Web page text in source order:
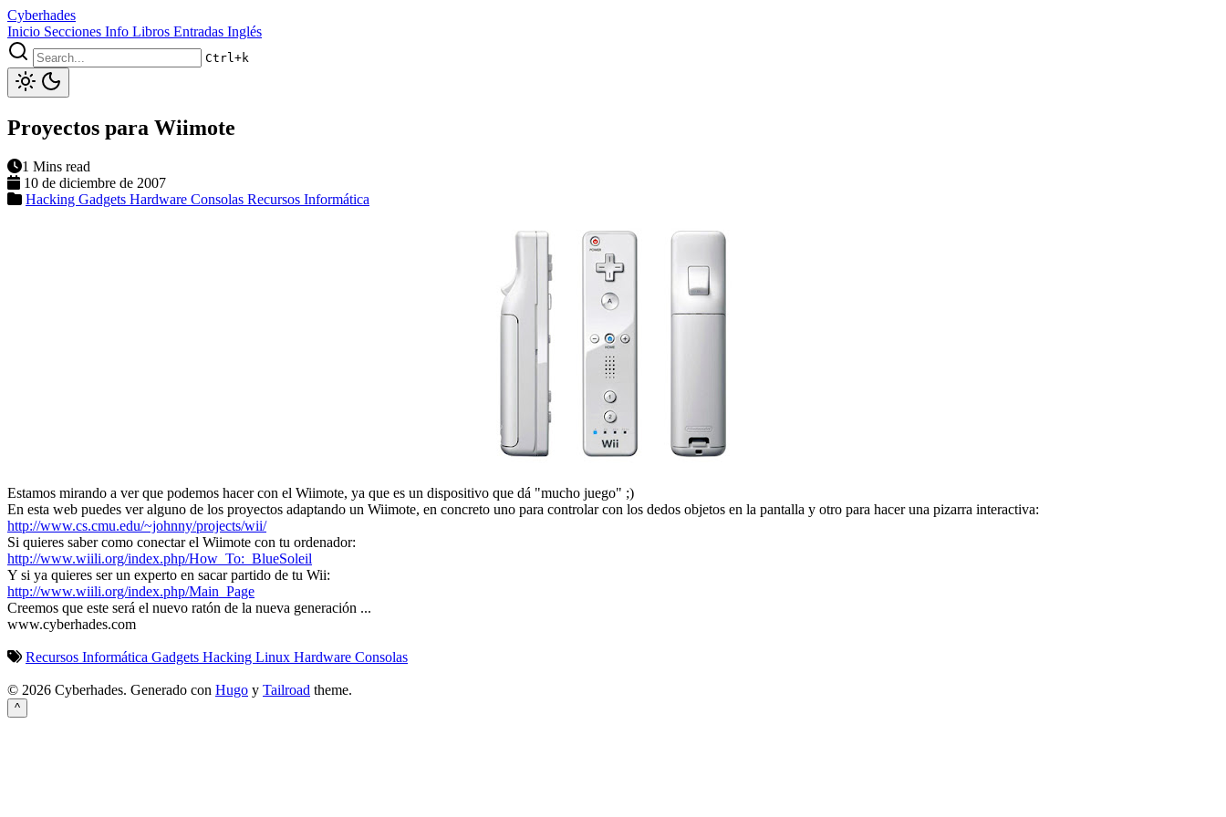
Cyberhades
Inicio Secciones Info Libros Entradas Inglés
Ctrl+k
Proyectos para Wiimote
1 Mins read
10 de diciembre de 2007
Hacking Gadgets Hardware Consolas Recursos Informática
Estamos mirando a ver que podemos hacer con el Wiimote, ya que es un dispositivo que dá "mucho juego" ;)
En esta web puedes ver alguno de los proyectos adaptando un Wiimote, en concreto uno para controlar con los dedos objetos en la pantalla y otro para hacer una pizarra interactiva:
http://www.cs.cmu.edu/~johnny/projects/wii/
Si quieres saber como conectar el Wiimote con tu ordenador:
http://www.wiili.org/index.php/How_To:_BlueSoleil
Y si ya quieres ser un experto en sacar partido de tu Wii:
http://www.wiili.org/index.php/Main_Page
Creemos que este será el nuevo ratón de la nueva generación ...
www.cyberhades.com
Recursos Informática Gadgets Hacking Linux Hardware Consolas
© 2026 Cyberhades. Generado con Hugo y Tailroad theme.
^